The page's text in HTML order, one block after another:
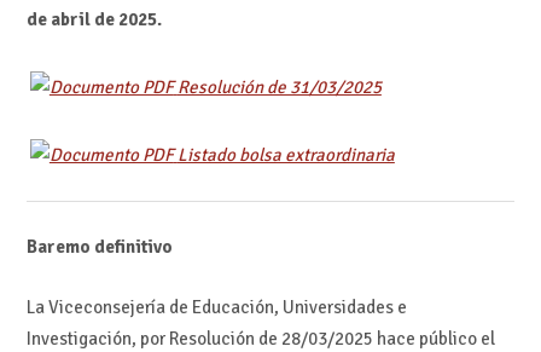
de abril de 2025.
Resolución de 31/03/2025
Listado bolsa extraordinaria
Baremo definitivo
La Viceconsejería de Educación, Universidades e
Investigación, por Resolución de 28/03/2025 hace público el